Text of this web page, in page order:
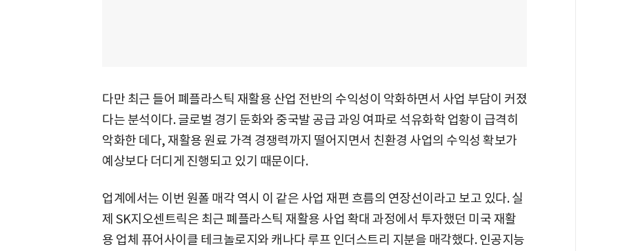
다만 최근 들어 폐플라스틱 재활용 산업 전반의 수익성이 악화하면서 사업 부담이 커졌
다는 분석이다. 글로벌 경기 둔화와 중국발 공급 과잉 여파로 석유화학 업황이 급격히
악화한 데다, 재활용 원료 가격 경쟁력까지 떨어지면서 친환경 사업의 수익성 확보가
예상보다 더디게 진행되고 있기 때문이다.
업계에서는 이번 원폴 매각 역시 이 같은 사업 재편 흐름의 연장선이라고 보고 있다. 실
제 SK지오센트릭은 최근 폐플라스틱 재활용 사업 확대 과정에서 투자했던 미국 재활
용 업체 퓨어사이클 테크놀로지와 캐나다 루프 인더스트리 지분을 매각했다. 인공지능